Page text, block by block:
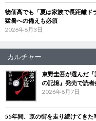
物価高でも「夏は家族で長距離
猛暑への備えも必須
2026年8月3日
カルチャー
東野圭吾が選んだ
の記憶』発売で読
2026年8月7日
55年間、京の街を走り続けてき